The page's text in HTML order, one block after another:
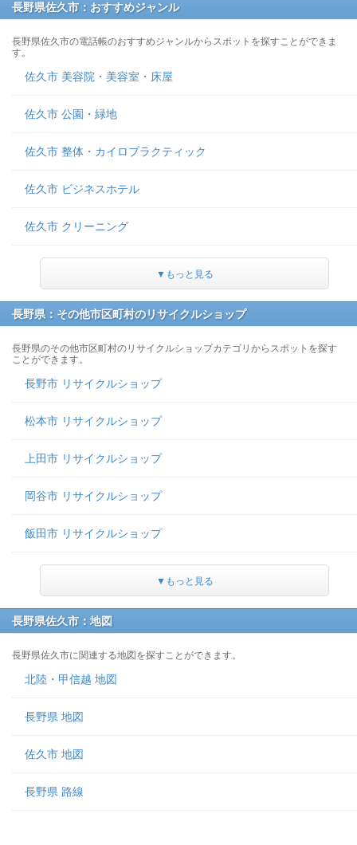
長野県佐久市：おすすめジャンル
長野県佐久市の電話帳のおすすめジャンルからスポットを探すことができま
す。
佐久市 美容院・美容室・床屋
佐久市 公園・緑地
佐久市 整体・カイロプラクティック
佐久市 ビジネスホテル
佐久市 クリーニング
▼もっと見る
長野県：その他市区町村のリサイクルショップ
長野県のその他市区町村のリサイクルショップカテゴリからスポットを探す
ことができます。
長野市 リサイクルショップ
松本市 リサイクルショップ
上田市 リサイクルショップ
岡谷市 リサイクルショップ
飯田市 リサイクルショップ
▼もっと見る
長野県佐久市：地図
長野県佐久市に関連する地図を探すことができます。
北陸・甲信越 地図
長野県 地図
佐久市 地図
長野県 路線